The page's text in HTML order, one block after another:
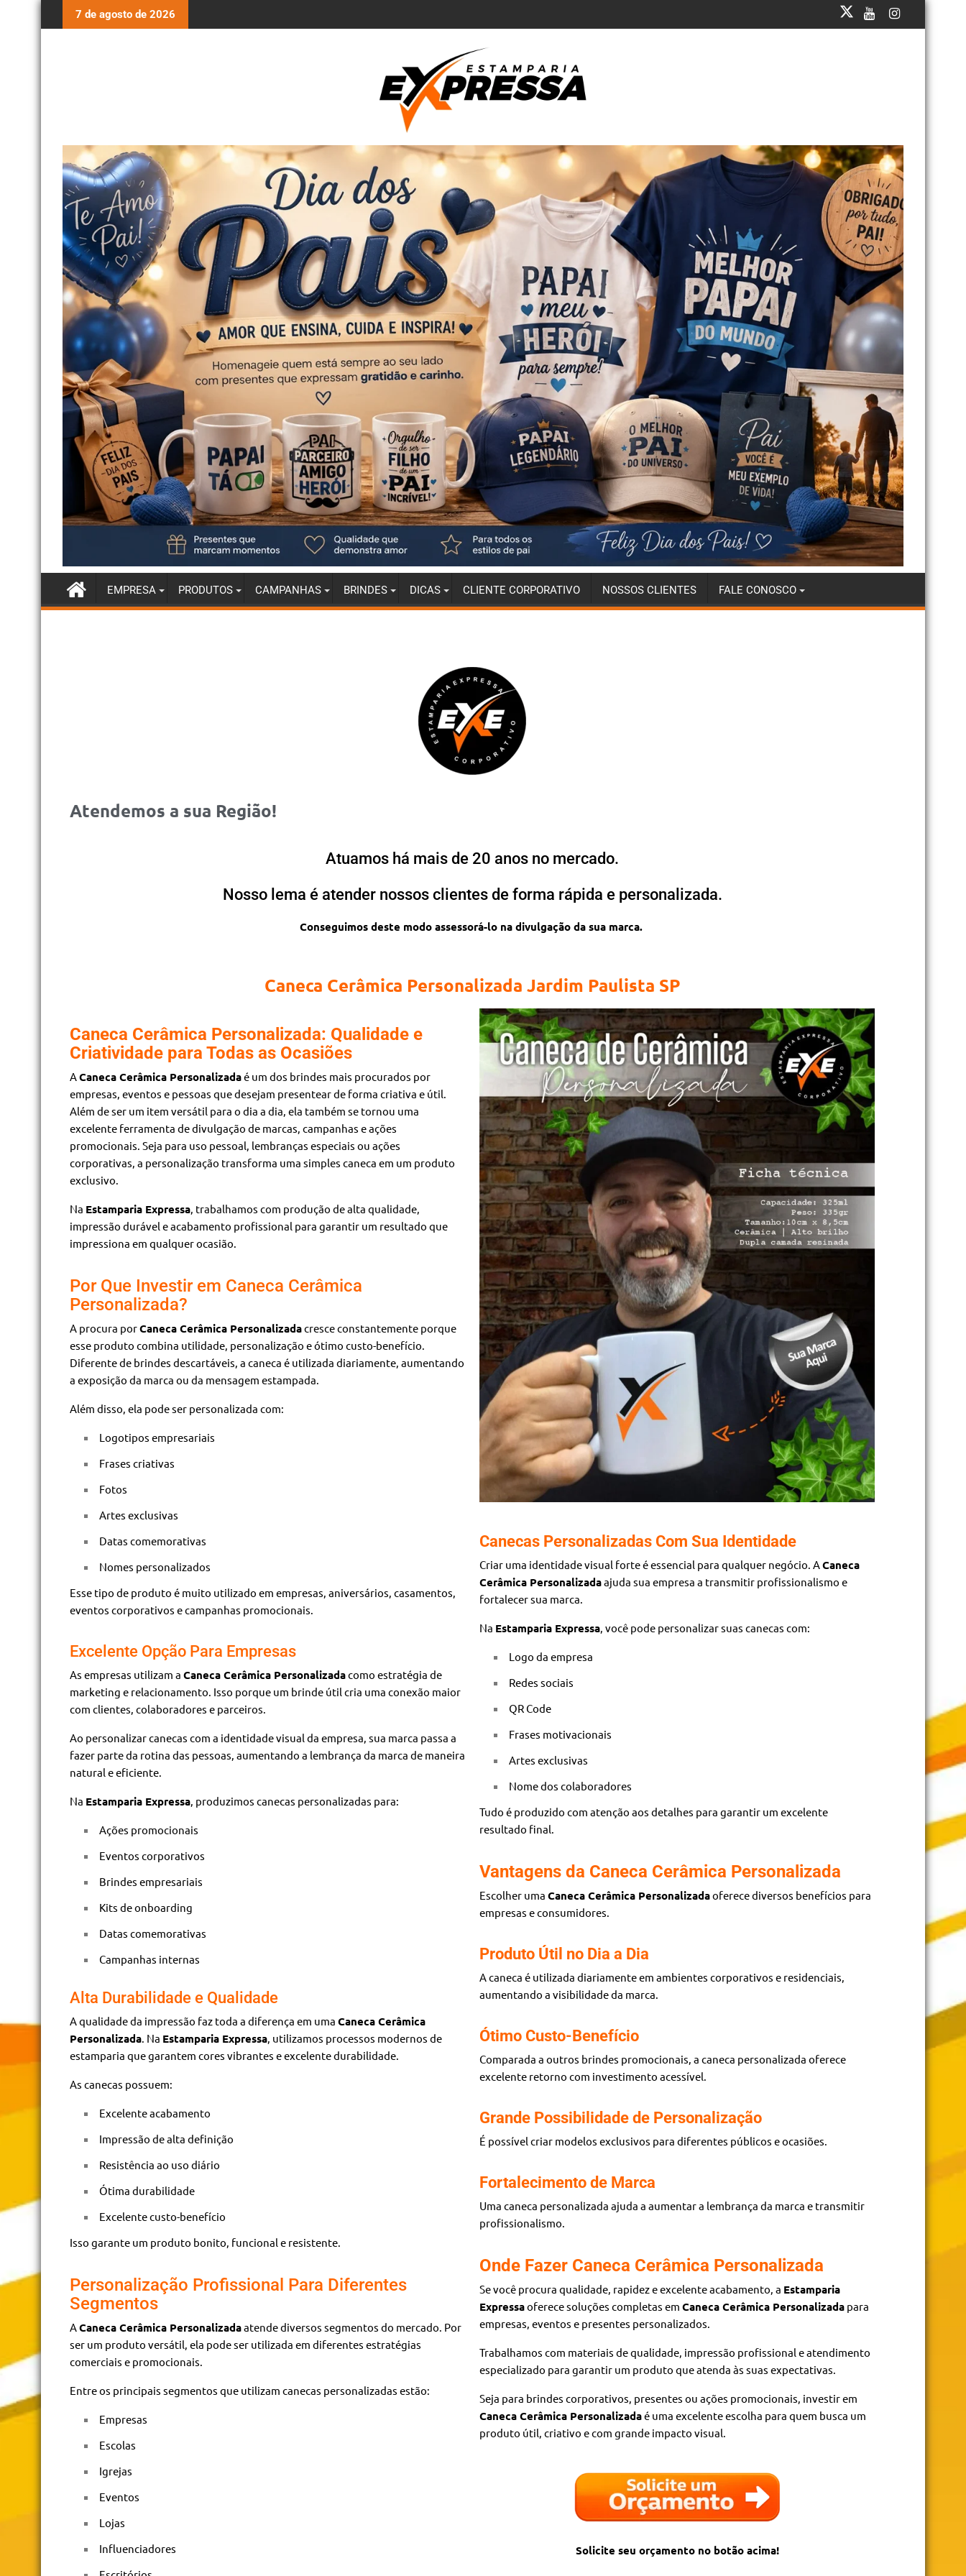
7 de agosto de 2026
EMPRESA PRODUTOS CAMPANHAS BRINDES DICAS CLIENTE CORPORATIVO NOSSOS CLIENTES FALE CONOSCO
Atendemos a sua Região!
Atuamos há mais de 20 anos no mercado.
Nosso lema é atender nossos clientes de forma rápida e personalizada.
Conseguimos deste modo assessorá-lo na divulgação da sua marca.
Caneca Cerâmica Personalizada Jardim Paulista SP
Caneca Cerâmica Personalizada: Qualidade e
Criatividade para Todas as Ocasiões
A Caneca Cerâmica Personalizadaé um dos brindes mais procurados por
empresas, eventos e pessoas que desejam presentear de forma criativa e útil.
Além de ser um item versátil para o dia a dia, ela também se tornou uma
excelente ferramenta de divulgação de marcas, campanhas e ações
promocionais. Seja para uso pessoal, lembranças especiais ou ações
corporativas, a personalização transforma uma simples caneca em um produto
exclusivo.
Na Estamparia Expressa , trabalhamos com produção de alta qualidade,
impressão durável e acabamento profissional para garantir um resultado que
impressiona em qualquer ocasião.
Por Que Investir em Caneca Cerâmica
Personalizada?
A procura porCaneca Cerâmica Personalizadacresce constantemente porque
esse produto combina utilidade, personalização e ótimo custo-benefício.
Diferente de brindes descartáveis, a caneca é utilizada diariamente, aumentando
a exposição da marca ou da mensagem estampada.
Além disso, ela pode ser personalizada com:
Logotipos empresariais
Frases criativas
Fotos
Artes exclusivas
Datas comemorativas
Nomes personalizados
Esse tipo de produto é muito utilizado em empresas, aniversários, casamentos,
eventos corporativos e campanhas promocionais.
Excelente Opção Para Empresas
As empresas utilizam a Caneca Cerâmica Personalizadacomo estratégia de
marketing e relacionamento. Isso porque um brinde útil cria uma conexão maior
com clientes, colaboradores e parceiros.
Ao personalizar canecas com a identidade visual da empresa, sua marca passa a
fazer parte da rotina das pessoas, aumentando a lembrança da marca de maneira
natural e eficiente.
Na Estamparia Expressa , produzimos canecas personalizadas para:
Ações promocionais
Eventos corporativos
Brindes empresariais
Kits de onboarding
Datas comemorativas
Campanhas internas
Alta Durabilidade e Qualidade
A qualidade da impressão faz toda a diferença em uma Caneca Cerâmica
Personalizada . Na Estamparia Expressa , utilizamos processos modernos de
estamparia que garantem cores vibrantes e excelente durabilidade.
As canecas possuem:
Excelente acabamento
Impressão de alta definição
Resistência ao uso diário
Ótima durabilidade
Excelente custo-benefício
Isso garante um produto bonito, funcional e resistente.
Personalização Profissional Para Diferentes
Segmentos
A Caneca Cerâmica Personalizadaatende diversos segmentos do mercado. Por
ser um produto versátil, ela pode ser utilizada em diferentes estratégias
comerciais e promocionais.
Entre os principais segmentos que utilizam canecas personalizadas estão:
Empresas
Escolas
Igrejas
Eventos
Lojas
Influenciadores
Canecas Personalizadas Com Sua Identidade
Criar uma identidade visual forte é essencial para qualquer negócio. ACaneca
Cerâmica Personalizadaajuda sua empresa a transmitir profissionalismo e
fortalecer sua marca.
Na Estamparia Expressa, você pode personalizar suas canecas com:
Logo da empresa
Redes sociais
QR Code
Frases motivacionais
Artes exclusivas
Nome dos colaboradores
Tudo é produzido com atenção aos detalhes para garantir um excelente
resultado final.
Vantagens da Caneca Cerâmica Personalizada
Escolher uma Caneca Cerâmica Personalizadaoferece diversos benefícios para
empresas e consumidores.
Produto Útil no Dia a Dia
A caneca é utilizada diariamente em ambientes corporativos e residenciais,
aumentando a visibilidade da marca.
Ótimo Custo-Benefício
Comparada a outros brindes promocionais, a caneca personalizada oferece
excelente retorno com investimento acessível.
Grande Possibilidade de Personalização
É possível criar modelos exclusivos para diferentes públicos e ocasiões.
Fortalecimento de Marca
Uma caneca personalizada ajuda a aumentar a lembrança da marca e transmitir
profissionalismo.
Onde Fazer Caneca Cerâmica Personalizada
Se você procura qualidade, rapidez e excelente acabamento, a Estamparia
Expressaoferece soluções completas em Caneca Cerâmica Personalizada para
empresas, eventos e presentes personalizados.
Trabalhamos com materiais de qualidade, impressão profissional e atendimento
especializado para garantir um produto que atenda às suas expectativas.
Seja para brindes corporativos, presentes ou ações promocionais, investir em
Caneca Cerâmica Personalizadaé uma excelente escolha para quem busca um
produto útil, criativo e com grande impacto visual.
Solicite seu orçamento no botão acima!